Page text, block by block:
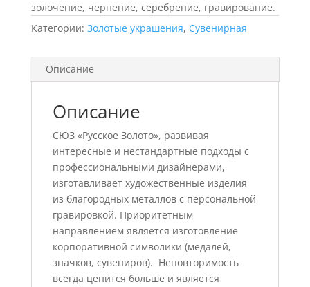
золочение, чернение, серебрение, гравирование.
Категории: Золотые украшения, Сувенирная
Описание
Описание
СЮЗ «Русское Золото», развивая
интересные и нестандартные подходы с
профессиональными дизайнерами,
изготавливает художественные изделия
из благородных металлов с персональной
гравировкой. Приоритетным
направлением является изготовление
корпоративной символики (медалей,
значков, сувениров). Неповторимость
всегда ценится больше и является